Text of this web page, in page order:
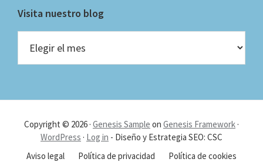
Visita nuestro blog
nuestro
Copyright © 2026 · Genesis Sample on Genesis Framework ·
WordPress · Log in - Diseño y Estrategia SEO: CSC
Aviso legal
Política de privacidad Política de cookies